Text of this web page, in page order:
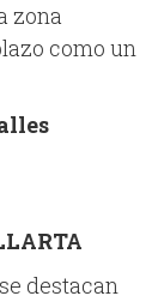
zona
como un
destacan